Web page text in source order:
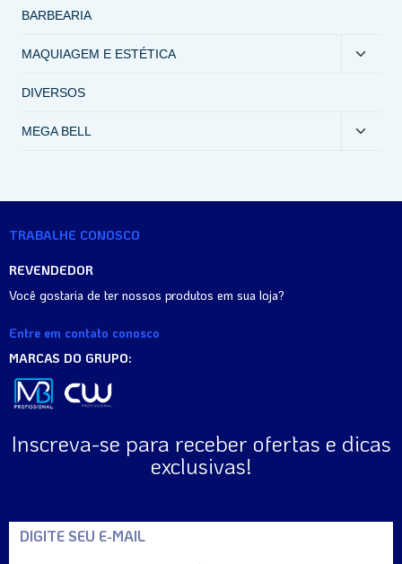
BARBEARIA
MAQUIAGEM E ESTÉTICA
DIVERSOS
MEGA BELL
TRABALHE CONOSCO
REVENDEDOR
Você gostaria de ter nossos produtos em sua loja?
Entre em contato conosco
MARCAS DO GRUPO:
Inscreva-se para receber ofertas e dicas
exclusivas!